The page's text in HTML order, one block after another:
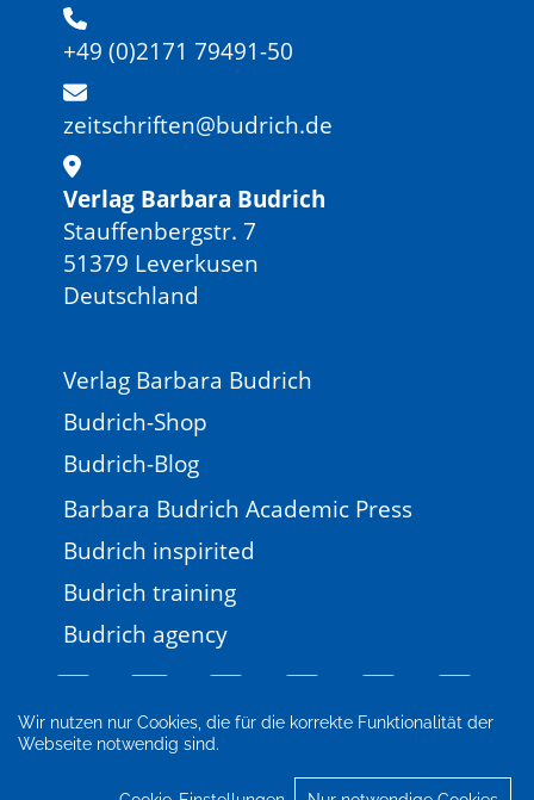
Wir nutzen nur Cookies, die für die korrekte Funktionalität der
Webseite notwendig sind.
+49 (0)2171 79491-50
zeitschriften@budrich.de
Verlag Barbara Budrich
Stauffenbergstr. 7
51379 Leverkusen
Deutschland
Verlag Barbara Budrich
Budrich-Shop
Budrich-Blog
Barbara Budrich Academic Press
Budrich inspirited
Budrich training
Budrich agency
Impressum